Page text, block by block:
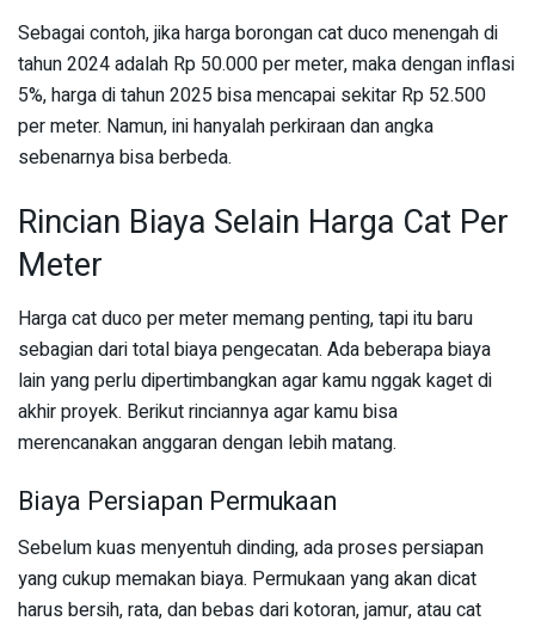
Sebagai contoh, jika harga borongan cat duco menengah di
tahun 2024 adalah Rp 50.000 per meter, maka dengan inflasi
5%, harga di tahun 2025 bisa mencapai sekitar Rp 52.500
per meter. Namun, ini hanyalah perkiraan dan angka
sebenarnya bisa berbeda.
Rincian Biaya Selain Harga Cat Per
Meter
Harga cat duco per meter memang penting, tapi itu baru
sebagian dari total biaya pengecatan. Ada beberapa biaya
lain yang perlu dipertimbangkan agar kamu nggak kaget di
akhir proyek. Berikut rinciannya agar kamu bisa
merencanakan anggaran dengan lebih matang.
Biaya Persiapan Permukaan
Sebelum kuas menyentuh dinding, ada proses persiapan
yang cukup memakan biaya. Permukaan yang akan dicat
harus bersih, rata, dan bebas dari kotoran, jamur, atau cat